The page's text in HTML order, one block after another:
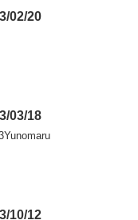
02/20
03/18
10/12